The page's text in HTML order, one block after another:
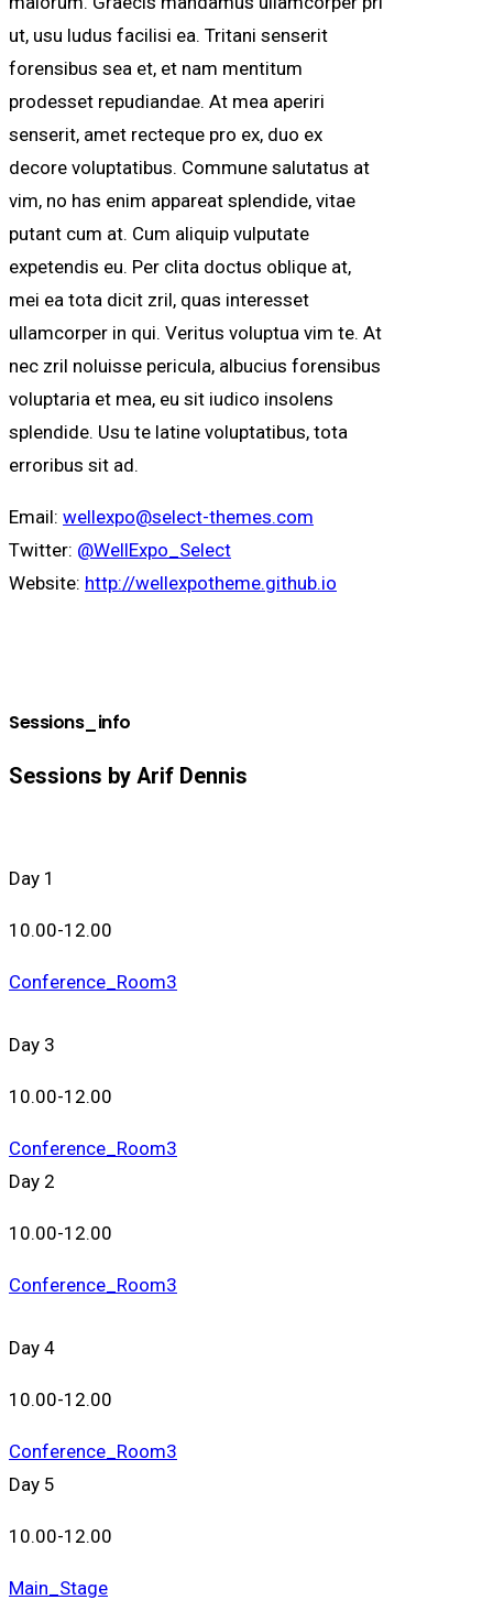
ut, usu ludus facilisi ea. Tritani senserit
forensibus sea et, et nam mentitum
prodesset repudiandae. At mea aperiri
senserit, amet recteque pro ex, duo ex
decore voluptatibus. Commune salutatus at
vim, no has enim appareat splendide, vitae
putant cum at. Cum aliquip vulputate
expetendis eu. Per clita doctus oblique at,
mei ea tota dicit zril, quas interesset
ullamcorper in qui. Veritus voluptua vim te. At
nec zril noluisse pericula, albucius forensibus
voluptaria et mea, eu sit iudico insolens
splendide. Usu te latine voluptatibus, tota
erroribus sit ad.
Email: wellexpo@select-themes.com
Twitter: @WellExpo_Select
Website: http://wellexpotheme.github.io
Sessions_info
Sessions by Arif Dennis
Day 1
10.00-12.00
Conference_Room3
Day 3
10.00-12.00
Conference_Room3
Day 2
10.00-12.00
Conference_Room3
Day 4
10.00-12.00
Conference_Room3
Day 5
10.00-12.00
Main_Stage